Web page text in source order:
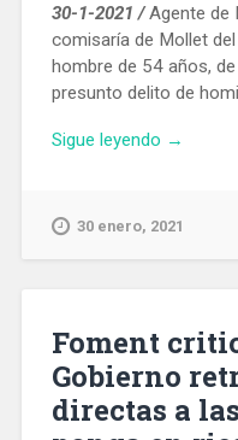
30-1-2021 /Agente de
comisaría de Mollet
hombre de 54 años,
presunto delito de
Sigue leyendo «Detienen
hombre
mientras
cazaba»
→
30 enero, 2021
Foment
Gobierno
directas a